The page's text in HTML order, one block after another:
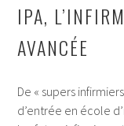
IPA,
AVANCÉE
De « supers
d’entrée en école